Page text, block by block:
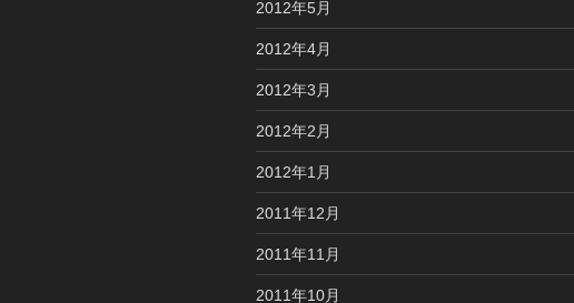
2012年5月
2012年4月
2012年3月
2012年2月
2012年1月
2011年12月
2011年11月
2011年10月